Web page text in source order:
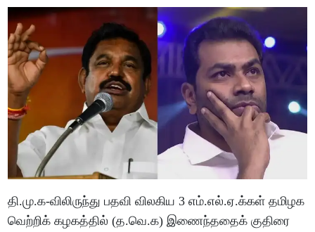
தி.மு.க-விலிருந்து பதவி விலகிய 3 எம்.எல்.ஏ.க்கள் தமிழக
வெற்றிக் கழகத்தில் (த.வெ.க) இணைந்ததைக் குதிரை